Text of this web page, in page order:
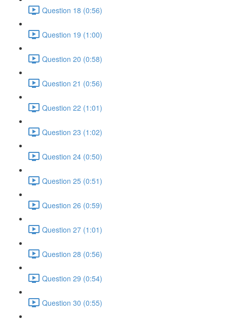
Question 18 (0:56)
Question 19 (1:00)
Question 20 (0:58)
Question 21 (0:56)
Question 22 (1:01)
Question 23 (1:02)
Question 24 (0:50)
Question 25 (0:51)
Question 26 (0:59)
Question 27 (1:01)
Question 28 (0:56)
Question 29 (0:54)
Question 30 (0:55)